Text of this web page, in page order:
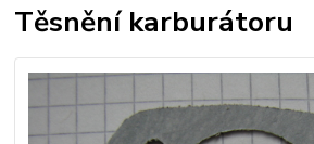
Těsnění karburátoru